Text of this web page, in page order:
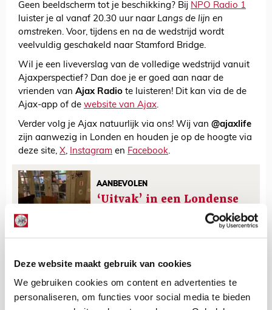
Deze website maakt gebruik van cookies
We gebruiken cookies om content en advertenties te
personaliseren, om functies voor social media te bieden
Geen beeldscherm tot je beschikking? Bij NPO Radio 1
luister je al vanaf 20.30 uur naar Langs de lijn en
omstreken. Voor, tijdens en na de wedstrijd wordt
veelvuldig geschakeld naar Stamford Bridge.
Wil je een liveverslag van de volledige wedstrijd vanuit
Ajaxperspectief? Dan doe je er goed aan naar de
vrienden van Ajax Radio te luisteren! Dit kan via de de
Ajax-app of de website van Ajax.
Verder volg je Ajax natuurlijk via ons! Wij van @ajaxlife
zijn aanwezig in Londen en houden je op de hoogte via
deze site, X, Instagram en Facebook.
AANBEVOLEN
‘Uitvak’ in een Londense
De Redactie
Bekijk alle berichten van De Redactie